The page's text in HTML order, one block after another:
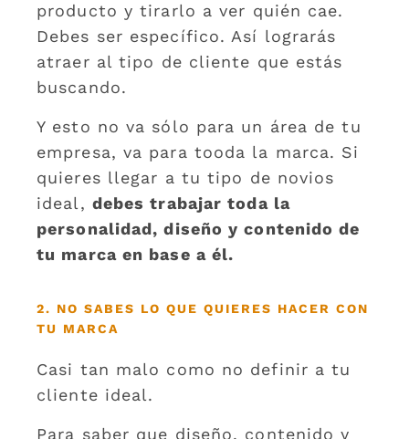
producto y tirarlo a ver quién cae.
Debes ser específico. Así lograrás
atraer al tipo de cliente que estás
buscando.
Y esto no va sólo para un área de tu
empresa, va para tooda la marca. Si
quieres llegar a tu tipo de novios
ideal, debes trabajar toda la
personalidad, diseño y contenido de
tu marca en base a él.
2. NO SABES LO QUE QUIERES HACER CON
TU MARCA
Casi tan malo como no definir a tu
cliente ideal.
Para saber que diseño, contenido y